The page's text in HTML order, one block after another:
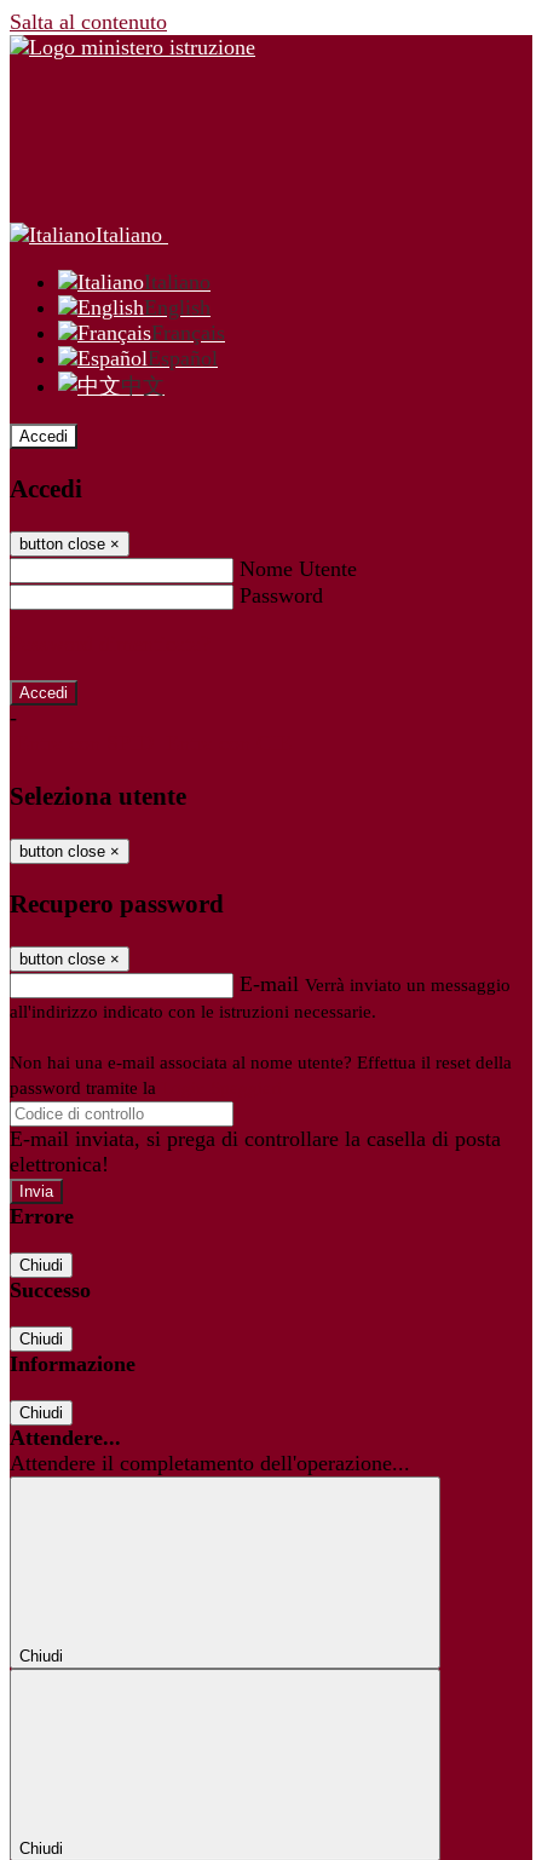
Salta al contenuto
Italiano
Italiano
English
Français
Español
中文
Accedi
Accedi
button close ×
Nome Utente
Password
-
Seleziona utente
button close ×
Recupero password
button close ×
E-mail Verrà inviato un messaggio
all'indirizzo indicato con le istruzioni necessarie.
Non hai una e-mail associata al nome utente? Effettua il reset della
password tramite la
E-mail inviata, si prega di controllare la casella di posta
elettronica!
Errore
Chiudi
Successo
Chiudi
Informazione
Chiudi
Attendere...
Attendere il completamento dell'operazione...
Chiudi
Chiudi